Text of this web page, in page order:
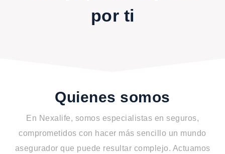
por ti
Quienes somos
En Nexalife, somos especialistas en seguros,
comprometidos con hacer más sencillo un mundo
asegurador que puede resultar complejo. Actuamos